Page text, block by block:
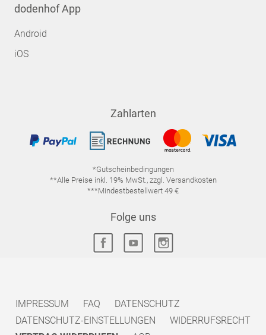
dodenhof App
Android
iOS
Zahlarten
*Gutscheinbedingungen
**Alle Preise inkl. 19% MwSt., zzgl. Versandkosten
***Mindestbestellwert 49 €
Folge uns
IMPRESSUM FAQ
DATENSCHUTZ
DATENSCHUTZ-EINSTELLUNGEN
WIDERRUFSRECHT